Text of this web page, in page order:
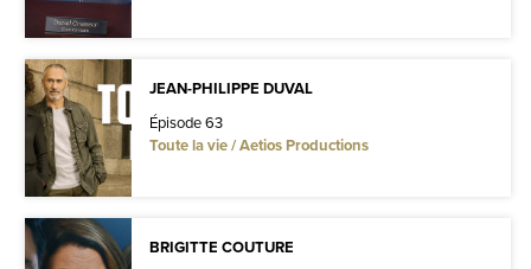
JEAN-PHILIPPE DUVAL
Épisode 63
Toute la vie / Aetios Productions
BRIGITTE COUTURE